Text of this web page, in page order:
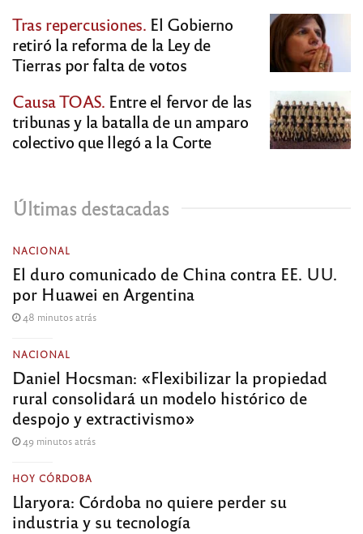
Tras repercusiones. El Gobierno
retiró la reforma de la Ley de
Tierras por falta de votos
Causa TOAS. Entre el fervor de las
tribunas y la batalla de un amparo
colectivo que llegó a la Corte
Últimas destacadas
NACIONAL
El duro comunicado de China contra EE. UU.
por Huawei en Argentina
48 minutos atrás
NACIONAL
Daniel Hocsman: «Flexibilizar la propiedad
rural consolidará un modelo histórico de
despojo y extractivismo»
49 minutos atrás
HOY CÓRDOBA
Llaryora: Córdoba no quiere perder su
industria y su tecnología